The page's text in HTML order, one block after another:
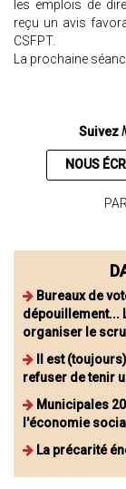
les emplois de
reçu un avis
CSFPT.
La prochaine
Suivez
NOUS
Bureaux de
dépouillement...
organiser le
Il est
refuser de tenir
Municipales
l'économie
La précarité